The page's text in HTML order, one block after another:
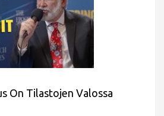
On Tilastojen Valossa